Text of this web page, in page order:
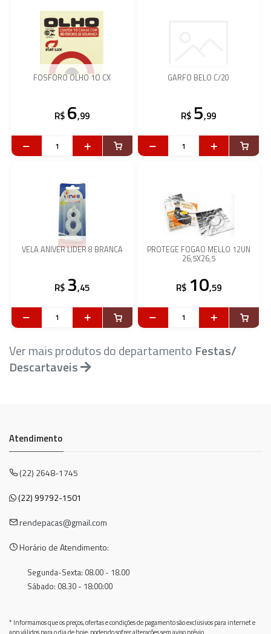
FOSFORO OLHO 1O CX
R$ 6,99
GARFO BELO C/20
R$ 5,99
VELA ANIVER LIDER 8 BRANCA
R$ 3,45
PROTEGE FOGAO MELLO 12UN
26,5X26,5
R$ 10,59
Ver mais produtos do departamento Festas/
Descartaveis
Atendimento
(22) 2648-1745
(22) 99792-1501
rendepacas@gmail.com
Horário de Atendimento:
Segunda-Sexta: 08.00 - 18.00
Sábado: 08.30 - 18:00:00
* Informamos que os preços, ofertas e condições de pagamento são exclusivos para internet e